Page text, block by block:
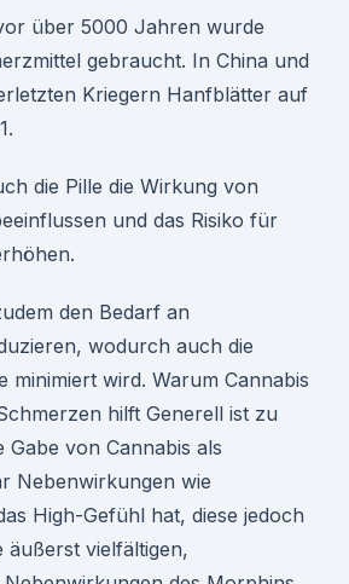
über 5000 Jahren wurde
gebraucht. In China und
Kriegern Hanfblätter auf
die Pille die Wirkung von
und das Risiko für
den Bedarf an
wodurch auch die
minimiert wird. Warum Cannabis
hilft Generell ist zu
Gabe von Cannabis als
Nebenwirkungen wie
High-Gefühl hat, diese jedoch
äußerst vielfältigen,